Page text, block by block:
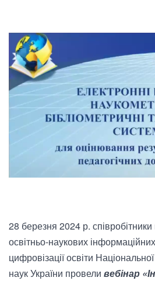
28 березня 2024 р. співробітники
освітньо-наукових
цифровізації освіти
наук України провели вебінар